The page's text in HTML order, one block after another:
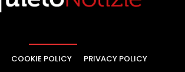
COOKIE POLICY PRIVACY POLICY